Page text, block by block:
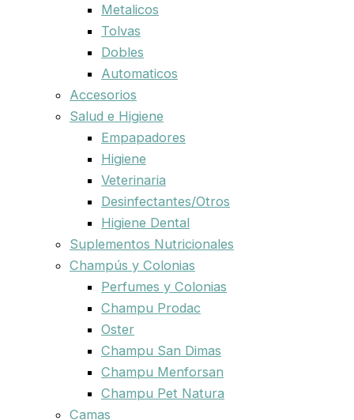
Metalicos
Tolvas
Dobles
Automaticos
Accesorios
Salud e Higiene
Empapadores
Higiene
Veterinaria
Desinfectantes/Otros
Higiene Dental
Suplementos Nutricionales
Champús y Colonias
Perfumes y Colonias
Champu Prodac
Oster
Champu San Dimas
Champu Menforsan
Champu Pet Natura
Camas